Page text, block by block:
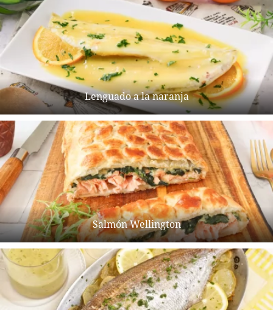
Lenguado a la naranja
Salmón Wellington